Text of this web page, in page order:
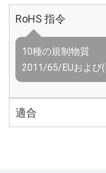
RoHS 指令
10種の規制物質
2011/65/EUおよび
適合